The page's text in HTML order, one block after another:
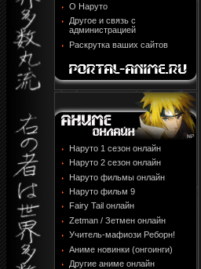
О Наруто
Другое и связь с
администрацией
Раскрутка ваших сайтов
Наруто 1 сезон онлайн
Наруто 2 сезон онлайн
Наруто фильмы онлайн
Наруто фильм 9
Fairy Tail онлайн
Zetman / Зетмен онлайн
Учитель-мафиози Реборн!
Аниме новинки (онгоинги)
Другие аниме онлайн